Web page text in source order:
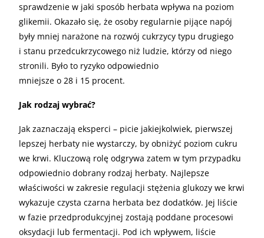
sprawdzenie w jaki sposób herbata wpływa na poziom
glikemii. Okazało się, że osoby regularnie pijące napój
były mniej narażone na rozwój cukrzycy typu drugiego
i stanu przedcukrzycowego niż ludzie, którzy od niego
stronili. Było to ryzyko odpowiednio
mniejsze o 28 i 15 procent.
Jak rodzaj wybrać?
Jak zaznaczają eksperci – picie jakiejkolwiek, pierwszej
lepszej herbaty nie wystarczy, by obniżyć poziom cukru
we krwi. Kluczową rolę odgrywa zatem w tym przypadku
odpowiednio dobrany rodzaj herbaty. Najlepsze
właściwości w zakresie regulacji stężenia glukozy we krwi
wykazuje czysta czarna herbata bez dodatków. Jej liście
w fazie przedprodukcyjnej zostają poddane procesowi
oksydacji lub fermentacji. Pod ich wpływem, liście